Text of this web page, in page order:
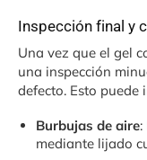
Inspección final y
Una vez que el gel
una inspección
defecto. Esto puede
Burbujas de aire:
mediante lijado